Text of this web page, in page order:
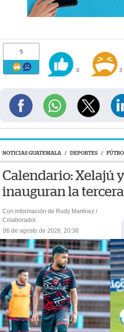
5
0 3
NOTICIAS GUATEMALA / DEPORTES /
Calendario: Xelajú
inauguran la
Con información de Rudy Martínez /
Colaborador
06 de agosto de 2026, 20:38